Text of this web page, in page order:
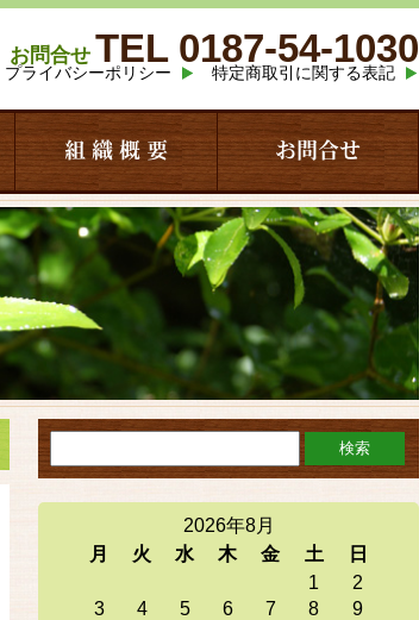
お問合せ TEL 0187-54-1030
プライバシーポリシー 特定商取引に関する表記
組 織 概 要 お問合せ
2026年8月
月
火 水 木 金 土
日
1
2
3
4 5 6 7 8
9